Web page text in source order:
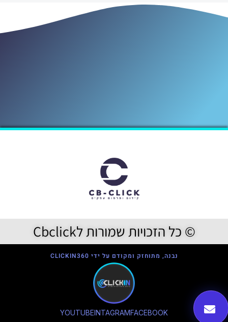
© כל הזכויות שמורות לCbclick
נבנה, מתוחזק ומקודם על ידי CLICKIN360
FACEBOOK
INTAGRAM
YOUTUBE